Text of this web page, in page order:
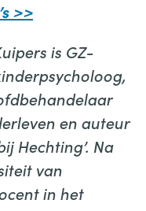
>>
is GZ-
en auteur
Hechting’. Na
van
in het